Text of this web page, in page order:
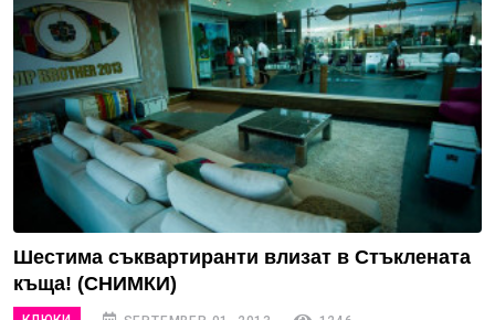
Шестима съквартиранти влизат в Стъклената
къща! (СНИМКИ)